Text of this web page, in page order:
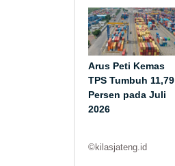
Arus Peti Kemas
TPS Tumbuh 11,79
Persen pada Juli
2026
©kilasjateng.id